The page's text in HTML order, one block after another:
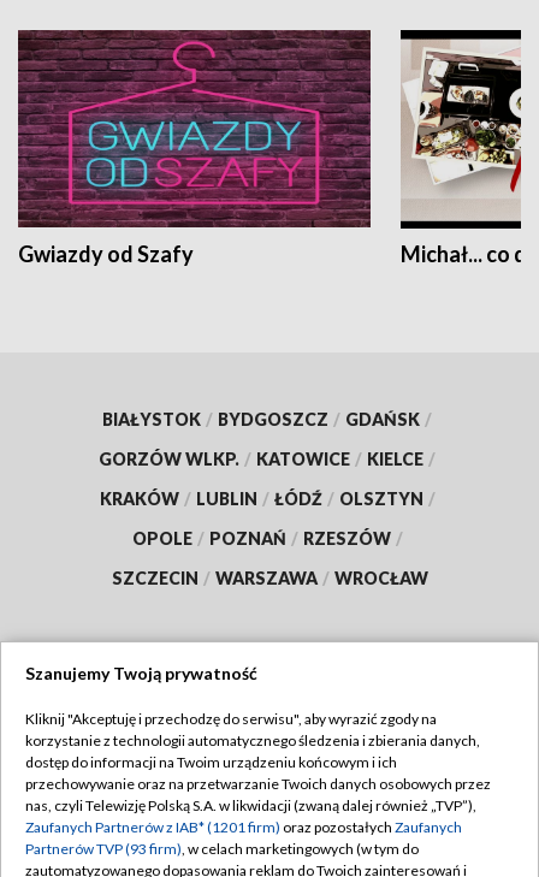
Gwiazdy od Szafy Michał... co
BIAŁYSTOK / BYDGOSZCZ / GDAŃSK /
GORZÓW WLKP. / KATOWICE / KIELCE /
KRAKÓW / LUBLIN / ŁÓDŹ / OLSZTYN /
OPOLE / POZNAŃ / RZESZÓW /
SZCZECIN / WARSZAWA / WROCŁAW
TVP
Abonament TVP
Emisja w TVP
Centrum informacji TVP
Regulamin TVP
Polityka prywatności
Moje zgody
Szanujemy Twoją prywatność
Kliknij "Akceptuję i przechodzę do serwisu", aby wyrazić zgody na
korzystanie z technologii automatycznego śledzenia i zbierania danych,
dostęp do informacji na Twoim urządzeniu końcowym i ich
przechowywanie oraz na przetwarzanie Twoich danych osobowych przez
nas, czyli Telewizję Polską S.A. w likwidacji (zwaną dalej również „TVP”),
Zaufanych Partnerów z IAB* (1201 firm) oraz pozostałych Zaufanych
Partnerów TVP (93 firm), w celach marketingowych (w tym do
zautomatyzowanego dopasowania reklam do Twoich zainteresowań i